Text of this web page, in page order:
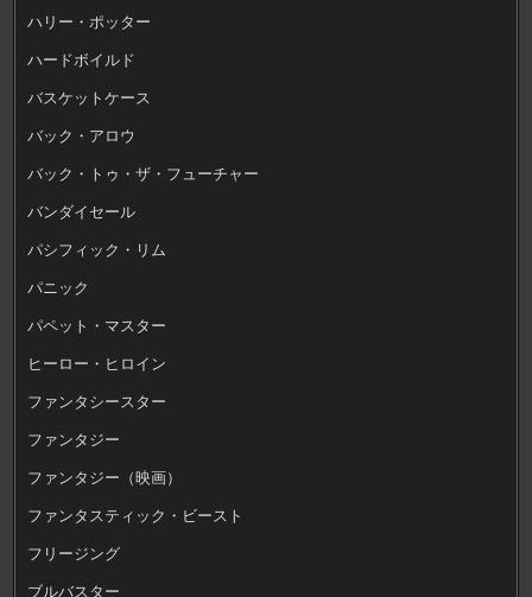
ハリー・ポッター
ハードボイルド
バスケットケース
バック・アロウ
バック・トゥ・ザ・フューチャー
バンダイセール
パシフィック・リム
パニック
パペット・マスター
ヒーロー・ヒロイン
ファンタシースター
ファンタジー
ファンタジー（映画）
ファンタスティック・ビースト
フリージング
ブルバスター